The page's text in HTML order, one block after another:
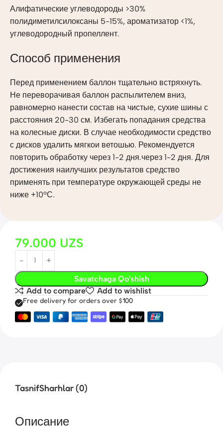
Алифатические углеводороды >30%
полидиметилсилоксаны 5-15%, ароматизатор <1%,
углеводородный пропеллент.
Способ применения
Перед применением баллон тщательно встряхнуть.
Не переворачивая баллон распылителем вниз,
равномерно нанести состав на чистые, сухие шины с
расстояния 20-30 см. Избегать попадания средства
на колесные диски. В случае необходимости средство
с дисков удалить мягкои ветошью. Рекомендуется
повторить обработку через 1-2 дня.через 1-2 дня. Для
достижения наилучших результатов средство
применять при температуре окружающей среды не
ниже +10ºС.
79.000 UZS
Savatchaga Qo'shish
Add to compare
Add to wishlist
Free delivery for orders over $100
TasnifSharhlar (0)
Описание